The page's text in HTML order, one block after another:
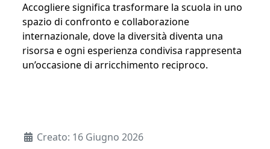
Accogliere significa trasformare la scuola in uno
spazio di confronto e collaborazione
internazionale, dove la diversità diventa una
risorsa e ogni esperienza condivisa rappresenta
un’occasione di arricchimento reciproco.
Dettagli
Creato: 16 Giugno 2026